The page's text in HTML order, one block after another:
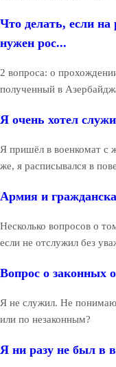
Что делать, если
нужен рос...
2 вопроса: о
полученный в
Я очень хотел
Я пришёл в военкомат с
же, я расписывался в
Армия и
Несколько вопросов о
если не отслужил без
Вопрос о законных
Я не служил. Не
или по незаконным?
Я ни разу не был в